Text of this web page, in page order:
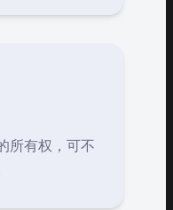
所有权，可不